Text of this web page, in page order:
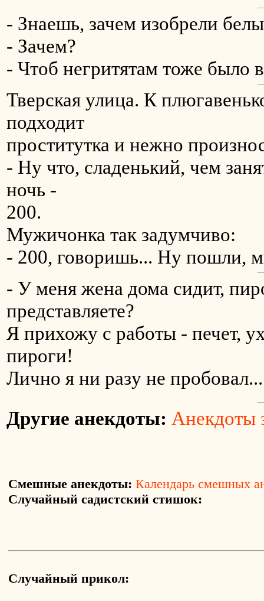
- Знаешь, зачем изобрели
- Зачем?
- Чтоб негритятам тоже было
Тверская улица. К
подходит
проститутка и нежно
- Ну что, сладенький, чем
ночь -
200.
Мужичонка так задумчиво:
- 200, говоришь... Ну пошли,
- У меня жена дома сидит,
пpедставляете?
Я пpихожy с pаботы - печет,
пиpоги!
Лично я ни pазy не пpобовал...
Другие анекдоты: Анекдоты
Смешные анекдоты: Календарь смешных
Случайный садистский стишок:
Случайный прикол: